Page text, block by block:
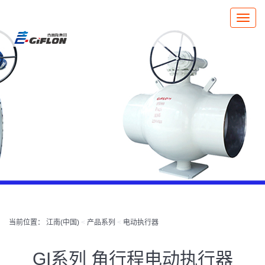
Toggle
当前位置： 江南(中国) < 产品系列 < 电动执行器
GI系列 角行程电动执行器